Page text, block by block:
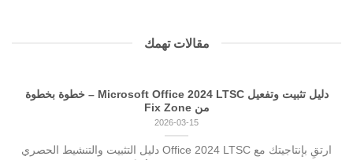
مقالات تهمك
دليل تثبيت وتفعيل Microsoft Office 2024 LTSC – خطوة بخطوة
من Fix Zone
2026-03-15
ارتقِ بإنتاجيتك مع Office 2024 LTSC دليل التثبيت والتنشيط الحصري